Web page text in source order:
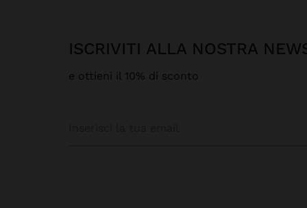
ISCRIVITI ALLA NOSTRA
e ottieni il 10% di sconto